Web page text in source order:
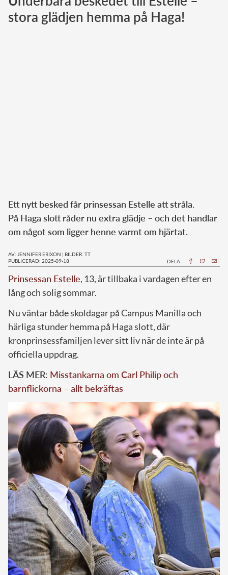
Norska kungahuset
stora glädjen hemma på Haga!
Ett nytt besked får prinsessan Estelle att stråla.
På Haga slott råder nu extra glädje – och det handlar
om något som ligger henne varmt om hjärtat.
AV: JENNIFER ERIXON | BILDER: TT
PUBLICERAD: 2025-09-18
DELA:
Prinsessan Estelle, 13, är tillbaka i vardagen efter en
lång och solig sommar.
Nu väntar både skoldagar på Campus Manilla och
härliga stunder hemma på Haga slott, där
kronprinsessfamiljen lever sitt liv när de inte är på
officiella uppdrag.
LÄS MER: Misstankarna om Carl Philip och
barnflickorna – allt bekräftas